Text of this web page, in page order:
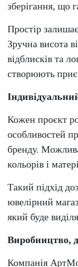
зберігання, що
Простір
Зручна висота
відблисків та
створюють
Кожен проєкт
особливостей
бренду.
кольорів і
Такий підхід
ювелірний
який буде
Виробництво,
Компанія